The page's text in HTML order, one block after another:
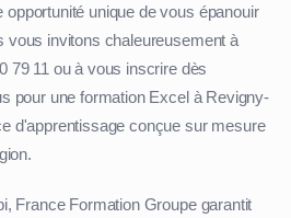
unique de vous épanouir
vous invitons chaleureusement à
79 11 ou à vous inscrire dès
pour une formation Excel à Revigny-
d'apprentissage conçue sur mesure
France Formation Groupe garantit